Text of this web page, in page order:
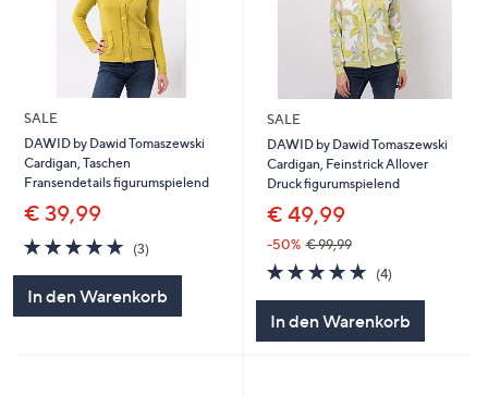
SALE
DAWID by Dawid Tomaszewski
Cardigan, Taschen
Fransendetails figurumspielend
€ 39,99
5.0
von
(3)3
In den Warenkorb
SALE
DAWID by Dawid Tomaszewski
Cardigan, Feinstrick Allover
Druck figurumspielend
€ 49,99
-50% € 99,99
4.8
von
(4)4
In den Warenkorb